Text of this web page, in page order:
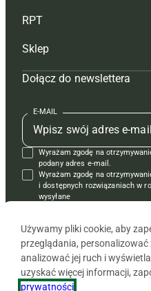
Reklama
Tagi
Mapa serwisu
Kontakt
Regulamin
Polityka prywatności
Hoduj z głową bydło
Hoduj z głową świnie
Prenumerata
Redakcja
Kontakt
Reklama
RPT
Redakcja
Prenumerata
Reklama
Kontakt
Krzyżówki
Sklep
Czasopisma i prenumerata
Książki
Regulamin
Dołącz do newslettera
E-MAIL
Wyrażam zgodę na
podany adres e-mail.
Wyrażam zgodę na
i dostępnych rozwiązaniach w
wysyłane
Używamy pliki cookie, aby
przeglądania,
analizować jej ruch i
uzyskać więcej informacji,
prywatności